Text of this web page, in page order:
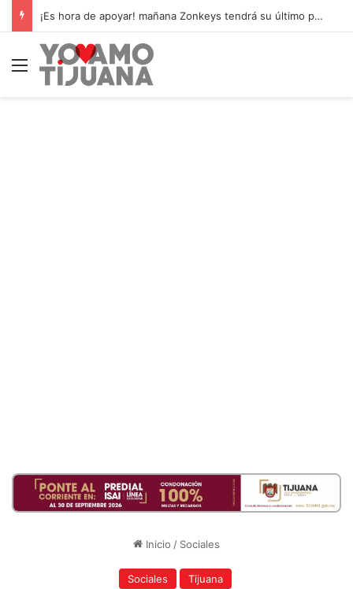
¡Es hora de apoyar! mañana Zonkeys tendrá su último partido en casa contra CDMX
Menú
Inicio / Sociales
Sociales Tijuana